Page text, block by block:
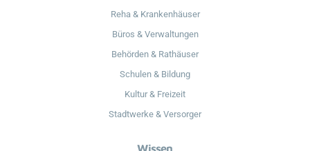
Reha & Krankenhäuser
Büros & Verwaltungen
Behörden & Rathäuser
Schulen & Bildung
Kultur & Freizeit
Stadtwerke & Versorger
Wissen